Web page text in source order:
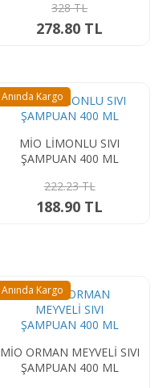
328 TL
278.80 TL
MİO LİMONLU SIVI
ŞAMPUAN 400 ML
222.23 TL
188.90 TL
Anında Kargo
MİO ORMAN MEYVELİ SIVI
ŞAMPUAN 400 ML
Anında Kargo